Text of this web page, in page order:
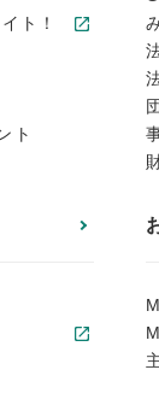
ト！
ト